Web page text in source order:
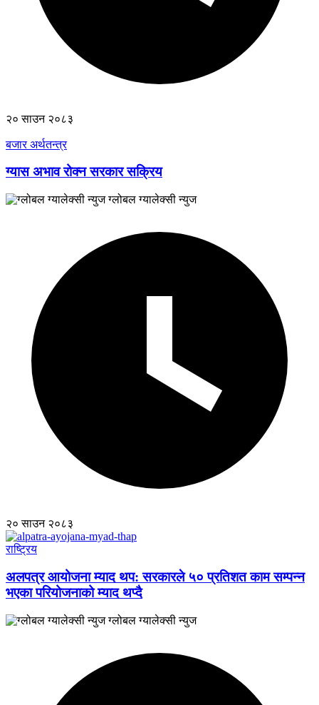
२० साउन २०८३
बजार अर्थतन्त्र
ग्यास अभाव रोक्न सरकार सक्रिय
ग्लोबल ग्यालेक्सी न्युज
२० साउन २०८३
राष्ट्रिय
अलपत्र आयोजना म्याद थप: सरकारले ५० प्रतिशत काम सम्पन्न
भएका परियोजनाको म्याद थप्दै
ग्लोबल ग्यालेक्सी न्युज